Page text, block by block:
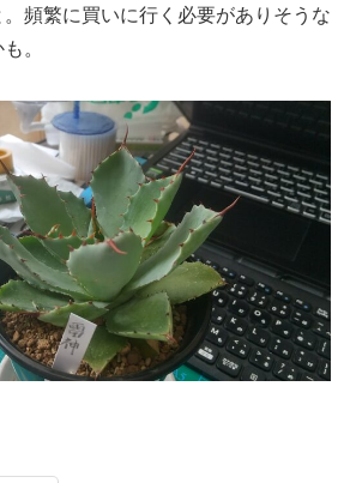
頻繁に買いに行く必要がありそうな
。